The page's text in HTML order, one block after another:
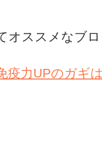
オススメなブ
疫力UPのガギは